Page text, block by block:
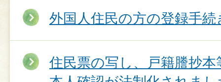
外国人住民の方の登録手
住民票の写し、戸籍謄抄